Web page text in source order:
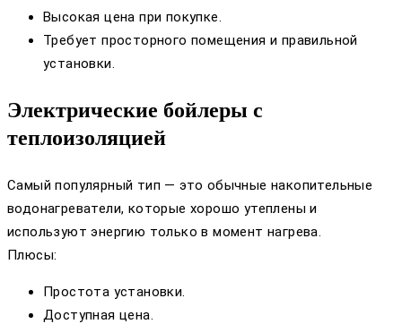
Высокая цена при покупке.
Требует просторного помещения и правильной
установки.
Электрические бойлеры с
теплоизоляцией
Самый популярный тип — это обычные накопительные
водонагреватели, которые хорошо утеплены и
используют энергию только в момент нагрева.
Плюсы:
Простота установки.
Доступная цена.